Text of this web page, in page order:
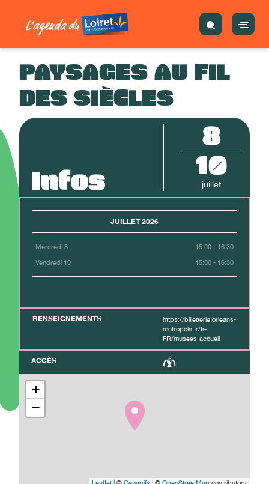
PAYSAGES AU FIL
DES SIÈCLES
Infos
8
10
juillet
JUILLET 2026
Mercredi 8 15:00 - 16:30
Vendredi 10 15:00 - 16:30
RENSEIGNEMENTS
https://billetterie.orleans-
metropole.fr/fr-
FR/musees-accueil
ACCÈS
+
−